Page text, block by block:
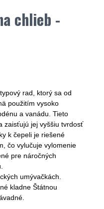
chlieb -
rad, ktorý sa od
použitím vysoko
a vanádu. Tieto
zaisťujú jej vyššiu tvrdosť
k čepeli je riešené
čo vylučuje vylomenie
pre náročných
umývačkách.
kladne Štátnou